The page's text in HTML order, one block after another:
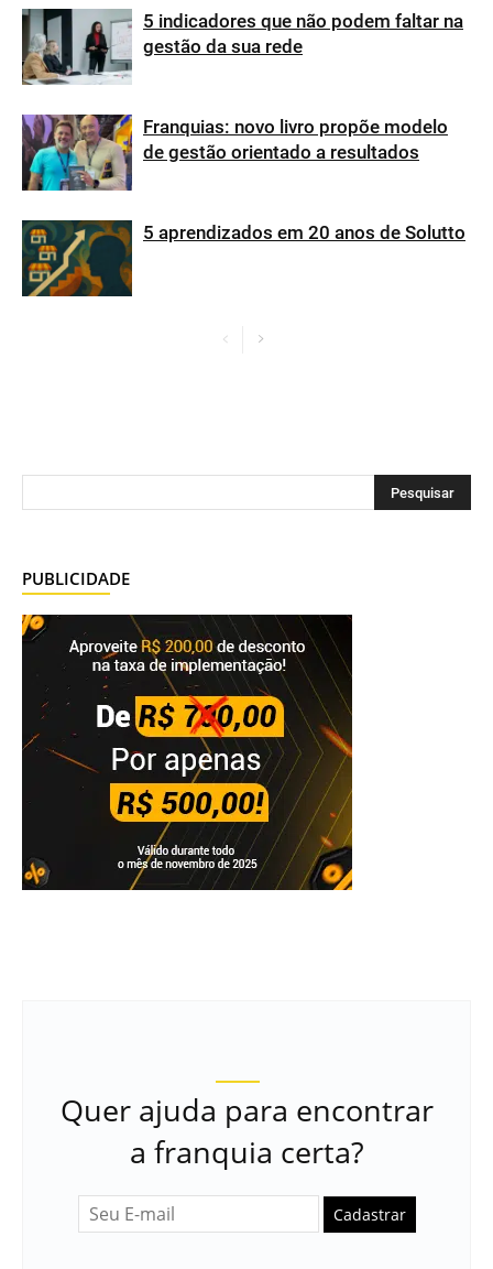
5 indicadores que não podem faltar na
gestão da sua rede
Franquias: novo livro propõe modelo
de gestão orientado a resultados
5 aprendizados em 20 anos de Solutto
PUBLICIDADE
Quer ajuda para encontrar
a franquia certa?
Cadastrar